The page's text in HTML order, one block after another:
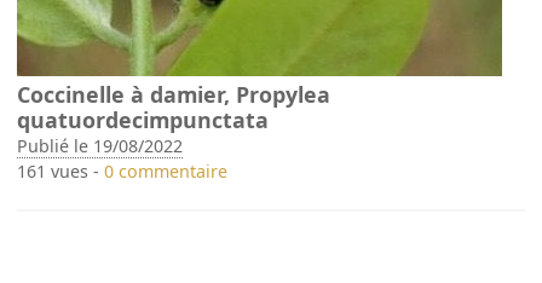
Coccinelle à damier, Propylea
quatuordecimpunctata
Publié le 19/08/2022
161 vues -0 commentaire